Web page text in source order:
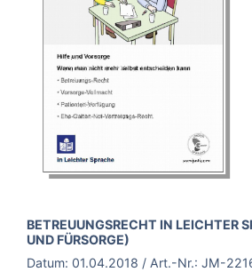
BROSCHÜRE:
BETREUUNGSRECHT IN LEICHTER
UND FÜRSORGE)
Datum: 01.04.2018 / Art.-Nr.: JM-